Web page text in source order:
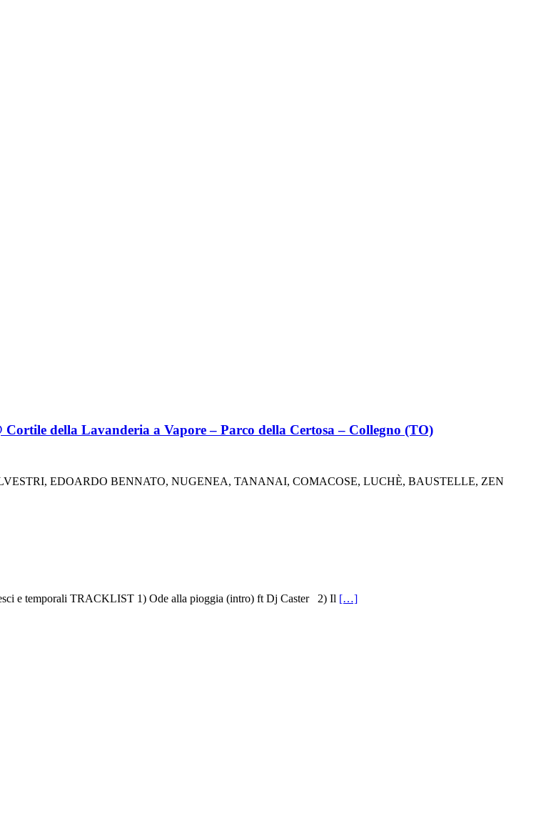
della Lavanderia a Vapore – Parco della Certosa – Collegno (TO)
EDOARDO BENNATO, NUGENEA, TANANAI, COMACOSE, LUCHÈ, BAUSTELLE, ZEN
e temporali TRACKLIST 1) Ode alla pioggia (intro) ft Dj Caster 2) Il […]